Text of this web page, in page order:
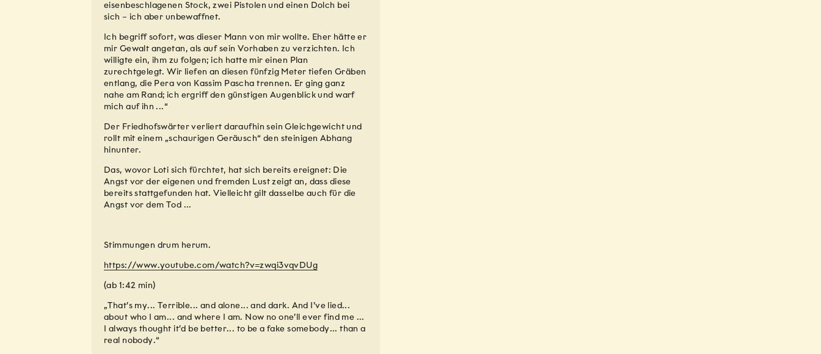
eisenbeschlagenen Stock, zwei Pistolen und einen Dolch bei
sich – ich aber unbewaffnet.
Ich begriff sofort, was dieser Mann von mir wollte. Eher hätte er
mir Gewalt angetan, als auf sein Vorhaben zu verzichten. Ich
willigte ein, ihm zu folgen; ich hatte mir einen Plan
zurechtgelegt. Wir liefen an diesen fünfzig Meter tiefen Gräben
entlang, die Pera von Kassim Pascha trennen. Er ging ganz
nahe am Rand; ich ergriff den günstigen Augenblick und warf
mich auf ihn ...“
Der Friedhofswärter verliert daraufhin sein Gleichgewicht und
rollt mit einem „schaurigen Geräusch“ den steinigen Abhang
hinunter.
Das, wovor Loti sich fürchtet, hat sich bereits ereignet: Die
Angst vor der eigenen und fremden Lust zeigt an, dass diese
bereits stattgefunden hat. Vielleicht gilt dasselbe auch für die
Angst vor dem Tod ...
Stimmungen drum herum.
https://www.youtube.com/watch?v=zwqi3vqvDUg
(ab 1:42 min)
„That’s my... Terrible... and alone... and dark. And I’ve lied...
about who I am... and where I am. Now no one’ll ever find me ...
I always thought it’d be better... to be a fake somebody... than a
real nobody.“